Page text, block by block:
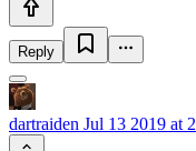
Reply
dartraiden Jul 13 2019 at